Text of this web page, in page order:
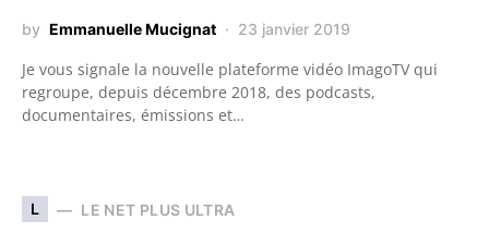
by Emmanuelle Mucignat 23 janvier 2019
Je vous signale la nouvelle plateforme vidéo ImagoTV qui
regroupe, depuis décembre 2018, des podcasts,
documentaires, émissions et…
L LE NET PLUS ULTRA